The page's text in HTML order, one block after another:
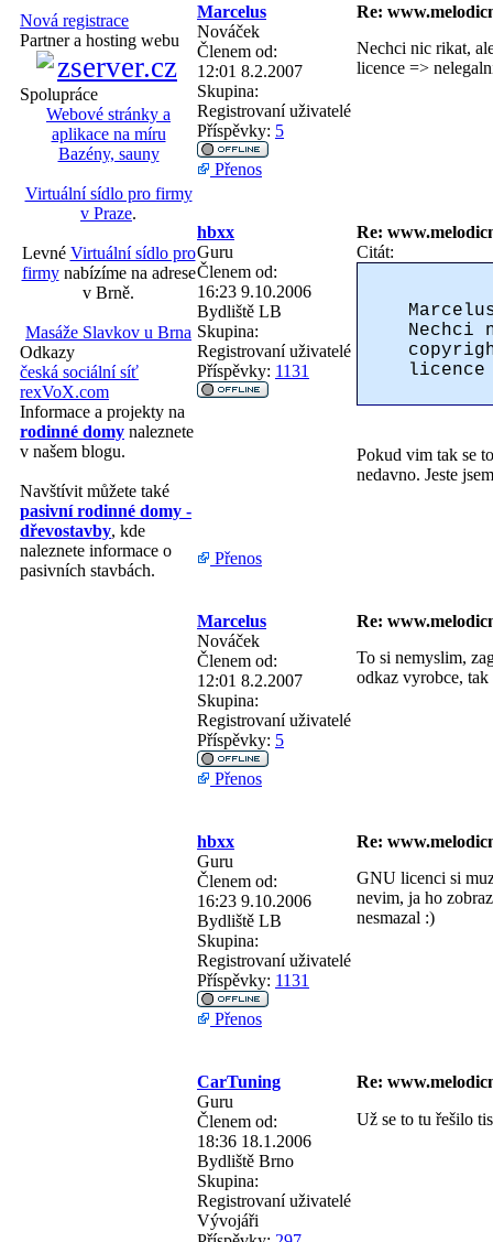
Nová registrace
Partner a hosting webu
Spolupráce
Webové stránky a
aplikace na míru
Bazény, sauny
Virtuální sídlo pro firmy
v Praze.
Levné Virtuální sídlo pro
firmynabízíme na adrese
v Brně.
Masáže Slavkov u Brna
Odkazy
česká sociální síť
rexVoX.com
Informace a projekty na
rodinné domy naleznete
v našem blogu.
Navštívit můžete také
pasivní rodinné domy -
dřevostavby, kde
naleznete informace o
pasivních stavbách.
Marcelus
Re:
Nováček
Členem od:
12:01 8.2.2007
Skupina:
Registrovaní uživatelé
Příspěvky: 5
Nechci nic rikat,
licence =>
Přenos
hbxx
Re:
Guru
Členem od:
16:23 9.10.2006
Bydliště LB
Skupina:
Registrovaní uživatelé
Příspěvky: 1131
Citát:
Nechci
licence
Pokud vim tak se
nedavno. Jeste
Přenos
Marcelus
Re:
Nováček
Členem od:
12:01 8.2.2007
Skupina:
Registrovaní uživatelé
Příspěvky: 5
To si nemyslim,
odkaz vyrobce,
Přenos
hbxx
Re:
Guru
Členem od:
16:23 9.10.2006
Bydliště LB
Skupina:
Registrovaní uživatelé
Příspěvky: 1131
GNU licenci si
nevim, ja ho
nesmazal :)
Přenos
CarTuning
Re:
Guru
Členem od:
18:36 18.1.2006
Bydliště Brno
Skupina:
Registrovaní uživatelé
Vývojáři
Už se to tu řešilo